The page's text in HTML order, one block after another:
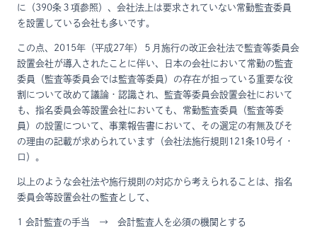
に（390条３項参照）、会社法上は要求されていない常勤監査委員
を設置している会社も多いです。
この点、2015年（平成27年）５月施行の改正会社法で監査等委員会
設置会社が導入されたことに伴い、日本の会社において常勤の監査
委員（監査等委員会では監査等委員）の存在が担っている重要な役
割について改めて議論・認識され、監査等委員会設置会社において
も、指名委員会等設置会社においても、常勤監査委員（監査等委
員）の設置について、事業報告書において、その選定の有無及びそ
の理由の記載が求められています（会社法施行規則121条10号イ・
ロ）。
以上のような会社法や施行規則の対応から考えられることは、指名
委員会等設置会社の監査として、
1 会計監査の手当 → 会計監査人を必須の機関とする